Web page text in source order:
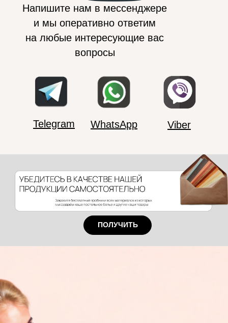
Напишите нам в мессенджере
и мы оперативно ответим
на любые интересующие вас
вопросы
Telegram WhatsApp Viber
ПОЛУЧИТЬ